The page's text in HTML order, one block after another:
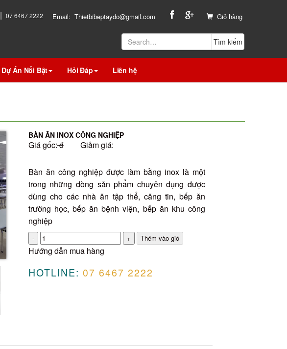
| 07 6467 2222 Email: Thietbibeptaydo@gmail.com Giỏ hàng
Dự Án Nổi Bật Hỏi Đáp Liên hệ
BÀN ĂN INOX CÔNG NGHIỆP
Giá gốc:đ Giảm giá:
Bàn ăn công nghiệp được làm bằng inox là một
trong những dòng sản phẩm chuyên dụng được
dùng cho các nhà ăn tập thể, căng tin, bếp ăn
trường học, bếp ăn bệnh viện, bếp ăn khu công
nghiệp
Số
lượng
Hướng dẫn mua hàng
HOTLINE: 07 6467 2222